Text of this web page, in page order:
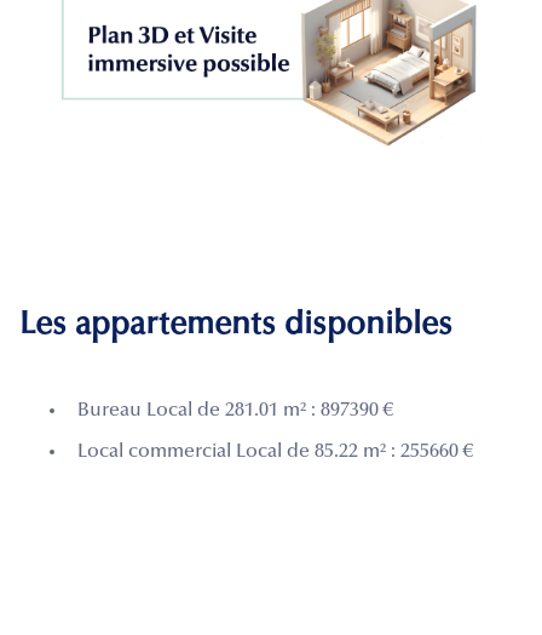
Les appartements disponibles
Bureau Local de 281.01 m² : 897390 €
Local commercial Local de 85.22 m² : 255660 €